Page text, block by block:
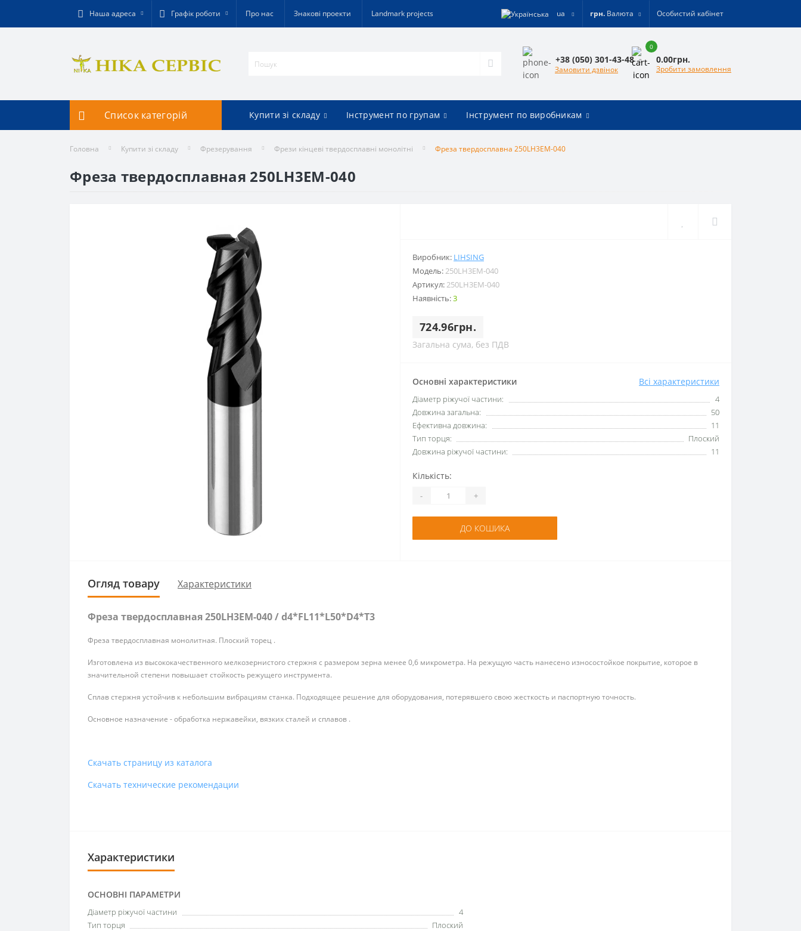
Наша адреса Графік роботи Про нас Знакові проекти Landmark projects ua грн. Валюта Особистий кабінет
+38 (050) 301-43-48
Замовити дзвінок
0
0.00грн.
Зробити замовлення
Список категорій Купити зі складу Інструмент по групам Інструмент по виробникам
Головна Купити зі складу Фрезерування Фрези кінцеві твердосплавні монолітні Фреза твердосплавна 250LH3EM-040
Фреза твердосплавная 250LH3EM-040
Виробник: LIHSING
Модель:250LH3EM-040
Артикул:250LH3EM-040
Наявність:3
724.96грн.
Загальна сума, без ПДВ
Основні характеристики Всі характеристики
Діаметр ріжучої частини:
4
Довжина загальна:
50
Ефективна довжина:
11
Тип торця:
Плоский
Довжина ріжучої частини:
11
Кількість:
- +
ДО КОШИКА
Огляд товару Характеристики
Фреза твердосплавная 250LH3EM-040 / d4*FL11*L50*D4*T3
Фреза твердосплавная монолитная. Плоский торец .
Изготовлена из высококачественного мелкозернистого стержня с размером зерна менее 0,6 микрометра. На режущую часть нанесено износостойкое покрытие, которое в
значительной степени повышает стойкость режущего инструмента.
Сплав стержня устойчив к небольшим вибрациям станка. Подходящее решение для оборудования, потерявшего свою жесткость и паспортную точность.
Основное назначение - обработка нержавейки, вязких сталей и сплавов .
Скачать страницу из каталога
Скачать технические рекомендации
Характеристики
ОСНОВНІ ПАРАМЕТРИ
Діаметр ріжучої частини
4
Тип торця
Плоский